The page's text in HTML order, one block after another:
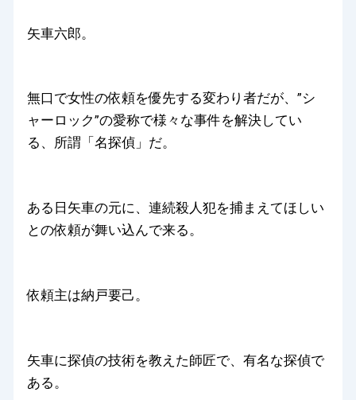
矢車六郎。
無口で女性の依頼を優先する変わり者だが、”シ
ャーロック”の愛称で様々な事件を解決してい
る、所謂「名探偵」だ。
ある日矢車の元に、連続殺人犯を捕まえてほしい
との依頼が舞い込んで来る。
依頼主は納戸要己。
矢車に探偵の技術を教えた師匠で、有名な探偵で
ある。